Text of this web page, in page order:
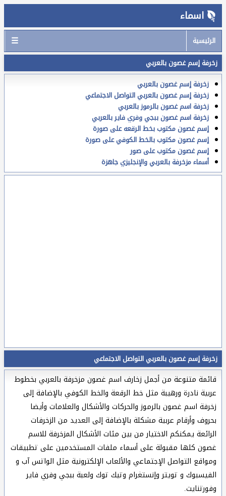
اسماء
الرئيسية ☰
زخرفة إسم غصون بالعربي
زخرفة إسم غصون بالعربي
زخرفة إسم غصون بالعربي التواصل الاجتماعي
زخرفة اسم غصون بالرموز بالعربي
زخرفة اسم غصون ببجي وفري فاير بالعربي
إسم غصون مكتوب بخط الرقعه على صورة
إسم غصون مكتوب بالخط الكوفي على صورة
إسم غصون مكتوب على صور
أسماء مزخرفة بالعربي والإنجليزي جاهزة
زخرفة إسم غصون بالعربي التواصل الاجتماعي
قائمة متنوعة من أجمل زخارف اسم غصون مزخرفة بالعربي بخطوط
عربية نادرة ورهيبة مثل خط الرقعة والخط الكوفي بالإضافة إلى
زخرفة اسم غصون بالرموز والحركات والأشكال والعلامات وأيضا
بحروف وأرقام عربية مشكلة بالإضافة إلى العديد من الزخرفات
الرائعة يمكنكم الاختيار من بين مئات الأشكال المزخرفة للاسم
غصون كلها مقبولة على أسماء ملفات المستخدمين على تطبيقات
ومواقع التواصل الإجتماعي والألعاب الإلكترونية مثل الواتس آب و
الفيسبوك و تويتر وإنستغرام وتيك توك ولعبة ببجي وفري فاير
وفورتنايت.